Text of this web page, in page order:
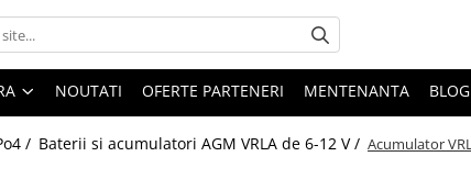
NOUTATI OFERTE PARTENERI MENTENANTA BLOG
/ Baterii si acumulatori AGM VRLA de 6-12 V / Acumulator